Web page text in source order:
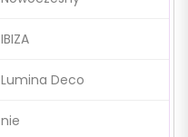
IBIZA
Lumina Deco
nie